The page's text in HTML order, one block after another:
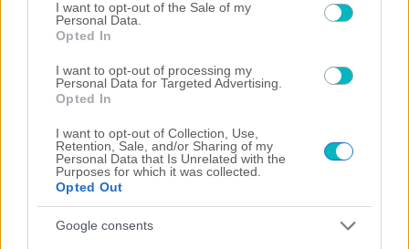
I want to opt-out of the Sale of my
Personal Data.
Opted In
I want to opt-out of processing my
Personal Data for Targeted Advertising.
Opted In
I want to opt-out of Collection, Use,
Retention, Sale, and/or Sharing of my
Personal Data that Is Unrelated with the
Purposes for which it was collected.
Opted Out
Google consents